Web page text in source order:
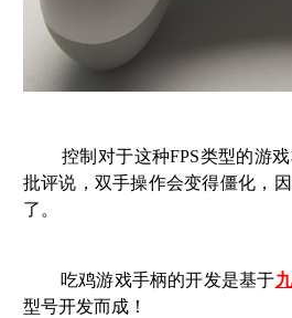
控制对于这种FPS类型的游戏
批评说，双手操作会变得僵化，
了。
吃鸡游戏手柄的开发是基于
型号开发而成！